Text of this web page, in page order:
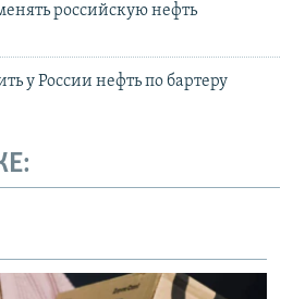
российскую нефть
у России нефть по бартеру